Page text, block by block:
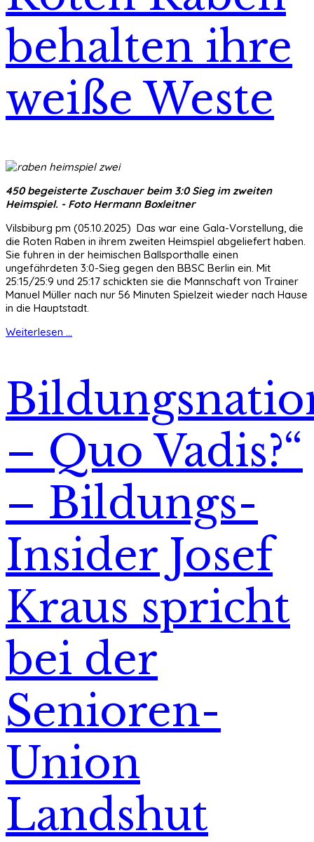
behalten ihre
weiße Weste
450 begeisterte Zuschauer beim 3:0 Sieg im zweiten
Heimspiel. - Foto Hermann Boxleitner
Vilsbiburg pm (05.10.2025) Das war eine Gala-Vorstellung, die
die Roten Raben in ihrem zweiten Heimspiel abgeliefert haben.
Sie fuhren in der heimischen Ballsporthalle einen
ungefährdeten 3:0-Sieg gegen den BBSC Berlin ein. Mit
25:15/25:9 und 25:17 schickten sie die Mannschaft von Trainer
Manuel Müller nach nur 56 Minuten Spielzeit wieder nach Hause
in die Hauptstadt.
Weiterlesen ...
– Quo Vadis?“
– Bildungs-
Insider Josef
Kraus spricht
bei der
Senioren-
Union
Landshut